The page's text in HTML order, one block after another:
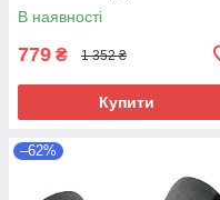
В наявності
779 ₴ 1 352 ₴
Купити
–62%